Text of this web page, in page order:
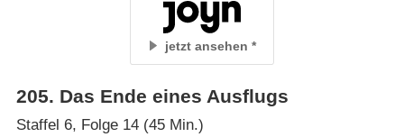
jetzt ansehen
205. Das Ende eines Ausflugs
Staffel 6, Folge 14 (45 Min.)